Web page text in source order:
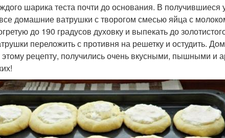
шарика теста почти до основания. В получившиеся
домашние ватрушки с творогом смесью яйца с
до 190 градусов духовку и выпекать до
переложить с противня на решетку и остудить.
рецепту, получились очень вкусными, пышными и